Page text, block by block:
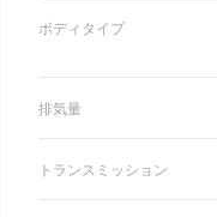
ボディタイプ
排気量
トランスミッション